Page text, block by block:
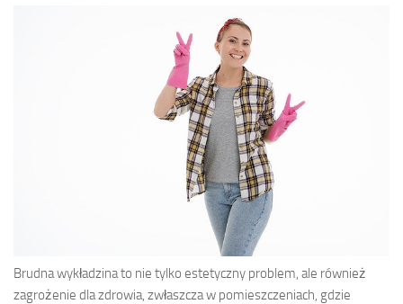
Brudna wykładzina to nie tylko estetyczny problem, ale również
zagrożenie dla zdrowia, zwłaszcza w pomieszczeniach, gdzie